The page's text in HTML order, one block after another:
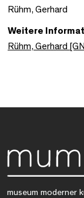
Rühm, Gerhard
Weitere
Rühm, Gerhard
museum moderner